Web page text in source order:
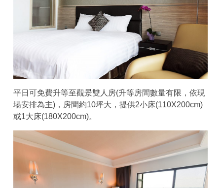
平日可免費升等至觀景雙人房(升等房間數量有限，依現
場安排為主)，房間約10坪大，提供2小床(110X200cm)
或1大床(180X200cm)。